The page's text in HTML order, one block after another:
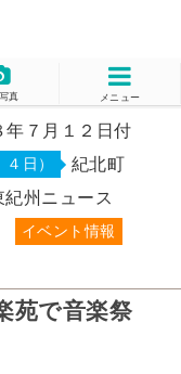
真 メニュー
７月１２日付
日） 紀北町
州ニュース
イベント情報
苑で音楽祭